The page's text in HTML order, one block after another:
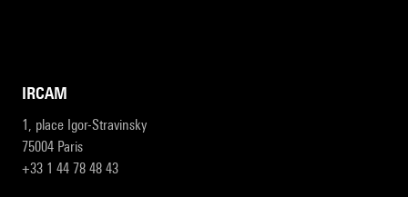
IRCAM
1, place Igor-Stravinsky
75004 Paris
+33 1 44 78 48 43